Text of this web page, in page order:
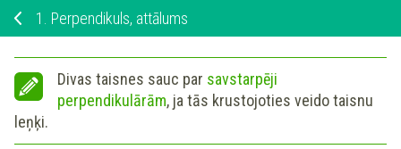
1. Perpendikuls, attālums
Divas taisnes sauc par savstarpēji
perpendikulārām, ja tās krustojoties veido taisnu
leņķi.